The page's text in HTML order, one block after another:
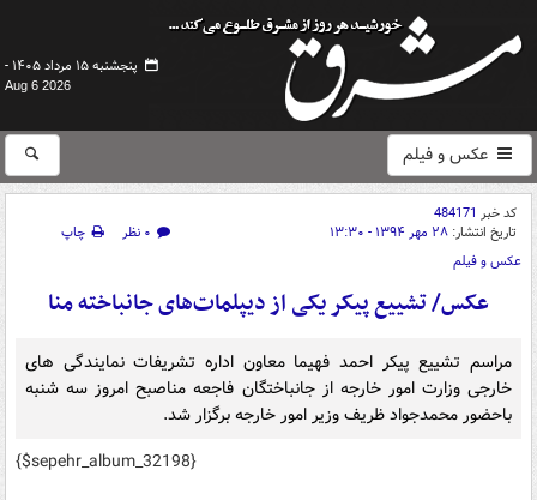
پنجشنبه ۱۵ مرداد ۱۴۰۵ -
Aug 6 2026
عکس و فیلم
کد خبر 484171
تاریخ انتشار: ۲۸ مهر ۱۳۹۴ - ۱۳:۳۰ ۰ نظر
چاپ
عکس و فیلم
عکس/ تشییع پیکر یکی از دیپلمات‌های جانباخته منا
مراسم تشییع پیکر احمد فهیما معاون اداره تشریفات نمایندگی های
خارجی وزارت امور خارجه از جانباختگان فاجعه مناصبح امروز سه شنبه
باحضور محمدجواد ظریف وزیر امور خارجه برگزار شد.
{$sepehr_album_32198}